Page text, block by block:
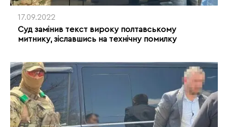
17.09.2022
Суд замінив текст вироку полтавському
митнику, зіславшись на технічну помилку